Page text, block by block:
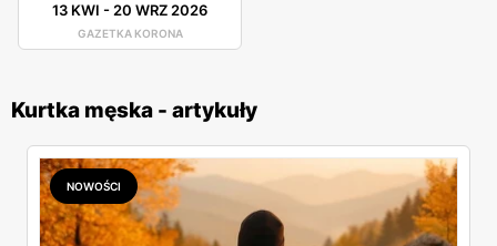
13 KWI -20 WRZ 2026
GAZETKA KORONA
Kurtka męska - artykuły
NOWOŚCI